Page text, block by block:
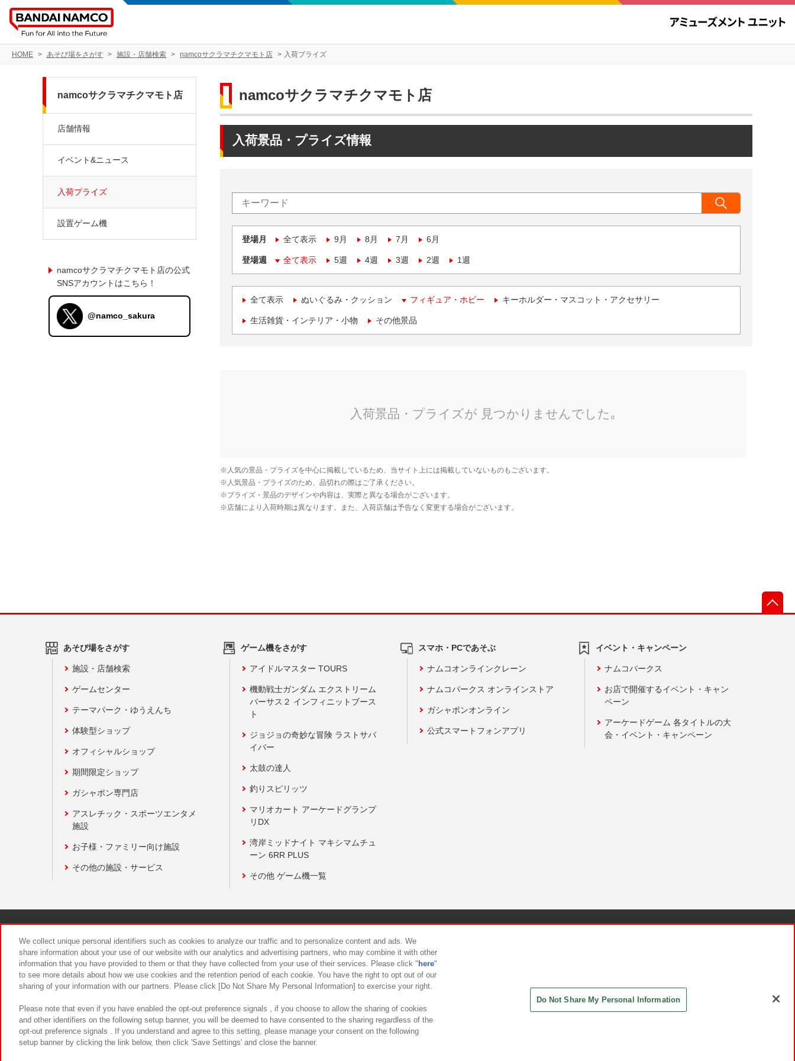
HOME あそび場をさがす 施設・店舗検索 namcoサクラマチクマモト店 入荷プライズ
namcoサクラマチクマモト店
入荷景品・プライズ情報
登場月 全て表示 9月 8月 7月 6月
登場週 全て表示 5週 4週 3週 2週 1週
全て表示 ぬいぐるみ・クッション フィギュア・ホビー キーホルダー・マスコット・アクセサリー
生活雑貨・インテリア・小物 その他景品
namcoサクラマチクマモト店
店舗情報
イベント&ニュース
入荷プライズ
設置ゲーム機
namcoサクラマチクマモト店の公式
SNSアカウントはこちら！
@namco_sakura
あそび場をさがす
施設・店舗検索
ゲームセンター
テーマパーク・ゆうえんち
体験型ショップ
オフィシャルショップ
期間限定ショップ
ガシャポン専門店
アスレチック・スポーツエンタメ
施設
お子様・ファミリー向け施設
その他の施設・サービス
ゲーム機をさがす
アイドルマスター TOURS
機動戦士ガンダム エクストリーム
バーサス２ インフィニットブース
ト
ジョジョの奇妙な冒険 ラストサバ
イバー
太鼓の達人
釣りスピリッツ
マリオカート アーケードグランプ
リDX
湾岸ミッドナイト マキシマムチュ
ーン 6RR PLUS
その他 ゲーム機一覧
スマホ・PCであそぶ
ナムコオンラインクレーン
ナムコパークス オンラインストア
ガシャポンオンライン
公式スマートフォンアプリ
イベント・キャンペーン
ナムコパークス
お店で開催するイベント・キャン
ペーン
アーケードゲーム 各タイトルの大
会・イベント・キャンペーン
食品のご提供について カスタマーハラスメント対応方針
We collect unique personal identifiers such as cookies to analyze our traffic and to personalize content and ads. We
share information about your use of our website with our analytics and advertising partners, who may combine it with other
information that you have provided to them or that they have collected from your use of their services. Please click " here"
to see more details about how we use cookies and the retention period of each cookie. You have the right to opt out of our
sharing of your information with our partners. Please click [Do Not Share My Personal Information] to exercise your right.
Please note that even if you have enabled the opt-out preference signals , if you choose to allow the sharing of cookies
and other identifiers on the following setup banner, you will be deemed to have consented to the sharing regardless of the
opt-out preference signals . If you understand and agree to this setting, please manage your consent on the following
setup banner by clicking the link below, then click 'Save Settings' and close the banner.
Do Not Share My Personal Information